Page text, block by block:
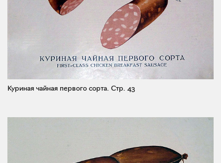
Куриная чайная первого сорта. Стр. 43